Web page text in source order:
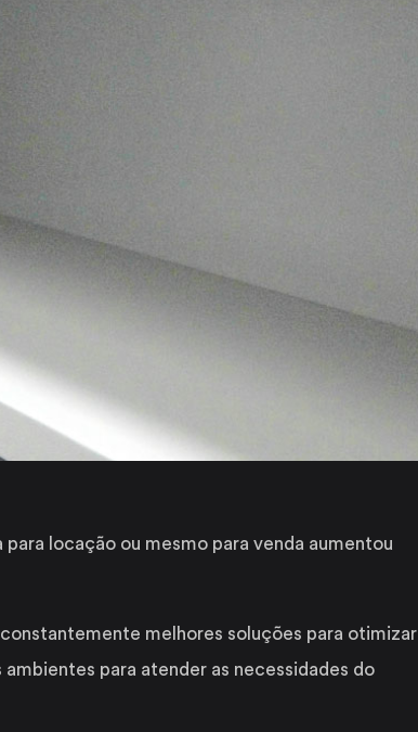
locação ou mesmo para venda aumentou
melhores soluções para otimizar
para atender as necessidades do